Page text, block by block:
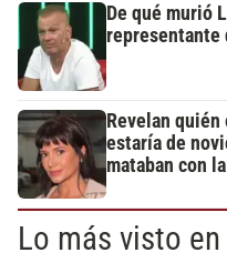
De qué murió
representante
Revelan
estaría de
mataban con
Lo más visto